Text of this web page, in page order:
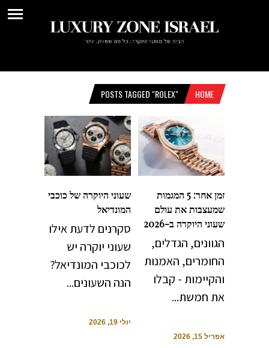
HOME
POSTS TAGGED "ROLEX"
שעוני היוקרה של כוכבי
המונדיאל
סקרנים לדעת אילו
שעוני יוקרה יש
לכוכבי המונדיאל?
הנה השעונים...
יולי 19, 2026
זמן אחר: 5 המגמות
שמעצבות את עולם
שעוני היוקרה ב-2026
הגוונים, הגדלים,
החומרים, האמנות
והקיימות - קבלו
את חמשת...
אפריל 15, 2026